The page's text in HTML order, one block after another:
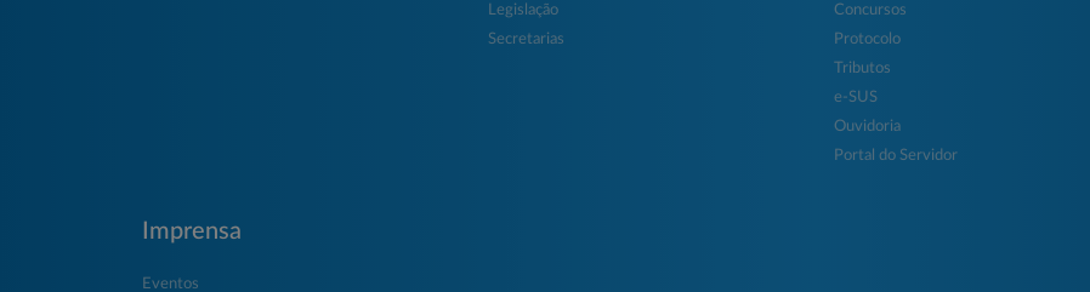
Legislação
Secretarias
Concursos
Protocolo
Tributos
e-SUS
Ouvidoria
Portal do Servidor
Imprensa
Eventos